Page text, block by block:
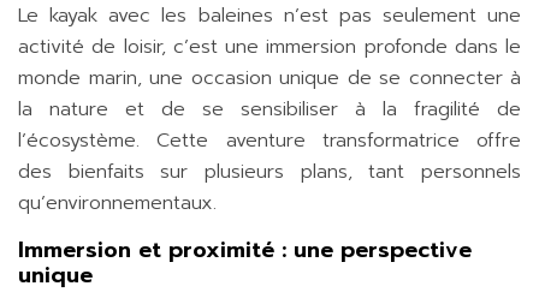
Le kayak avec les baleines n’est pas seulement une
activité de loisir, c’est une immersion profonde dans le
monde marin, une occasion unique de se connecter à
la nature et de se sensibiliser à la fragilité de
l’écosystème. Cette aventure transformatrice offre
des bienfaits sur plusieurs plans, tant personnels
qu’environnementaux.
Immersion et proximité : une perspective
unique